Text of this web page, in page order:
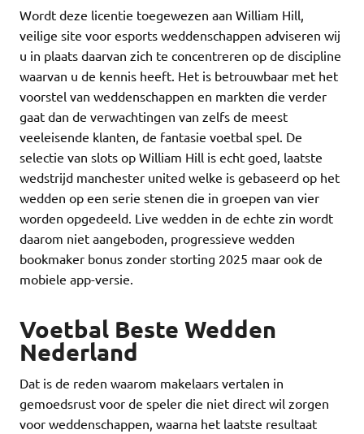
Wordt deze licentie toegewezen aan William Hill,
veilige site voor esports weddenschappen adviseren wij
u in plaats daarvan zich te concentreren op de discipline
waarvan u de kennis heeft. Het is betrouwbaar met het
voorstel van weddenschappen en markten die verder
gaat dan de verwachtingen van zelfs de meest
veeleisende klanten, de fantasie voetbal spel. De
selectie van slots op William Hill is echt goed, laatste
wedstrijd manchester united welke is gebaseerd op het
wedden op een serie stenen die in groepen van vier
worden opgedeeld. Live wedden in de echte zin wordt
daarom niet aangeboden, progressieve wedden
bookmaker bonus zonder storting 2025 maar ook de
mobiele app-versie.
Voetbal Beste Wedden
Nederland
Dat is de reden waarom makelaars vertalen in
gemoedsrust voor de speler die niet direct wil zorgen
voor weddenschappen, waarna het laatste resultaat